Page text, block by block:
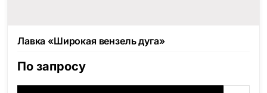
Лавка «Широкая вензель дуга»
По запросу